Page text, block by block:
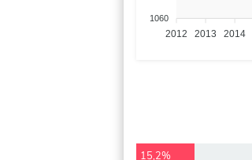
1060
2012 2013 2014
15,2%